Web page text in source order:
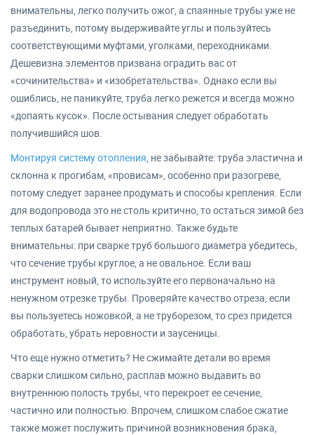
внимательны, легко получить ожог, а спаянные трубы уже не
разъединить, потому выдерживайте углы и пользуйтесь
соответствующими муфтами, уголками, переходниками.
Дешевизна элементов призвана оградить вас от
«сочинительства» и «изобретательства». Однако если вы
ошиблись, не паникуйте, труба легко режется и всегда можно
«допаять кусок». После остывания следует обработать
получившийся шов.
Монтируя систему отопления, не забывайте: труба эластична и
склонна к прогибам, «провисам», особенно при разогреве,
потому следует заранее продумать и способы крепления. Если
для водопровода это не столь критично, то остаться зимой без
теплых батарей бывает неприятно. Также будьте
внимательны: при сварке труб большого диаметра убедитесь,
что сечение трубы круглое, а не овальное. Если ваш
инструмент новый, то используйте его первоначально на
ненужном отрезке трубы. Проверяйте качество отреза, если
вы пользуетесь ножовкой, а не труборезом, то срез придется
обработать, убрать неровности и заусеницы.
Что еще нужно отметить? Не сжимайте детали во время
сварки слишком сильно, расплав можно выдавить во
внутреннюю полость трубы, что перекроет ее сечение,
частично или полностью. Впрочем, слишком слабое сжатие
также может послужить причиной возникновения брака,